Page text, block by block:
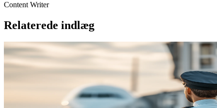
Content Writer
Relaterede indlæg